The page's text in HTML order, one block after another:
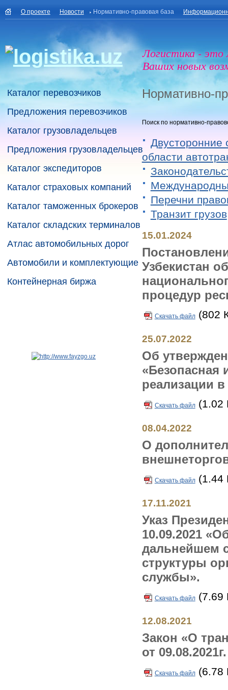
О проекте Новости Нормативно-правовая база
Логистика - это
Ваших новых
Каталог перевозчиков
Предложения перевозчиков
Каталог грузовладельцев
Предложения грузовладельцев
Каталог экспедиторов
Каталог страховых компаний
Каталог таможенных брокеров
Каталог складских терминалов
Атлас автомобильных дорог
Автомобили и комплектующие
Контейнерная биржа
Нормативно-
Поиск по нормативно-
Двусторонние
области
Перечни
Транзит грузов
15.01.2024
Узбекистан
процедур
Скачать файл(802
25.07.2022
Об
«Безопасная
реализации в
Скачать файл(1.02
08.04.2022
О
Скачать файл(1.44
17.11.2021
Указ
10.09.2021
дальнейшем
структуры
службы».
Скачать файл(7.69
12.08.2021
Закон «О
от 09.08.2021г.
Скачать файл(6.78